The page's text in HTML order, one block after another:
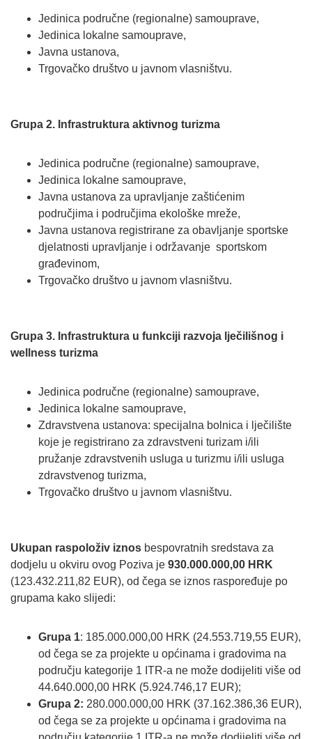
Jedinica područne (regionalne) samouprave,
Jedinica lokalne samouprave,
Javna ustanova,
Trgovačko društvo u javnom vlasništvu.
Grupa 2. Infrastruktura aktivnog turizma
Jedinica područne (regionalne) samouprave,
Jedinica lokalne samouprave,
Javna ustanova za upravljanje zaštićenim
područjima i područjima ekološke mreže,
Javna ustanova registrirane za obavljanje sportske
djelatnosti upravljanje i održavanje sportskom
građevinom,
Trgovačko društvo u javnom vlasništvu.
Grupa 3. Infrastruktura u funkciji razvoja lječilišnog i
wellness turizma
Jedinica područne (regionalne) samouprave,
Jedinica lokalne samouprave,
Zdravstvena ustanova: specijalna bolnica i lječilište
koje je registrirano za zdravstveni turizam i/ili
pružanje zdravstvenih usluga u turizmu i/ili usluga
zdravstvenog turizma,
Trgovačko društvo u javnom vlasništvu.
Ukupan raspoloživ iznos bespovratnih sredstava za
dodjelu u okviru ovog Poziva je 930.000.000,00 HRK
(123.432.211,82 EUR), od čega se iznos raspoređuje po
grupama kako slijedi:
Grupa 1: 185.000.000,00 HRK (24.553.719,55 EUR),
od čega se za projekte u općinama i gradovima na
području kategorije 1 ITR-a ne može dodijeliti više od
44.640.000,00 HRK (5.924.746,17 EUR);
Grupa 2: 280.000.000,00 HRK (37.162.386,36 EUR),
od čega se za projekte u općinama i gradovima na